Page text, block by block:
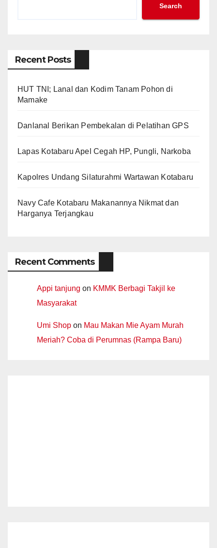
Search
Recent Posts
HUT TNI; Lanal dan Kodim Tanam Pohon di
Mamake
Danlanal Berikan Pembekalan di Pelatihan GPS
Lapas Kotabaru Apel Cegah HP, Pungli, Narkoba
Kapolres Undang Silaturahmi Wartawan Kotabaru
Navy Cafe Kotabaru Makanannya Nikmat dan
Harganya Terjangkau
Recent Comments
Appi tanjung on KMMK Berbagi Takjil ke
Masyarakat
Umi Shop on Mau Makan Mie Ayam Murah
Meriah? Coba di Perumnas (Rampa Baru)